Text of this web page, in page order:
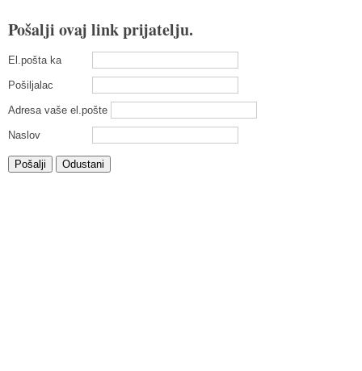
Pošalji ovaj link prijatelju.
El.pošta ka
Pošiljalac
Adresa vaše el.pošte
Naslov
Pošalji Odustani